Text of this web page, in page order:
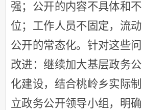
强；公开的内容不具体和
位；工作人员不固定，流
公开的常态化。针对这些
改进：继续加大基层政务
化建设，结合桃岭乡实际
立政务公开领导小组，明